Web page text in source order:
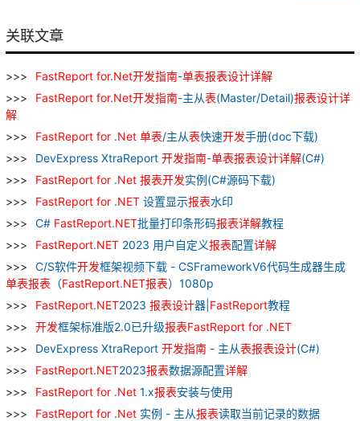
关联文章
FastReport for.Net开发指南-单表报表设计详解
FastReport for.Net开发指南-主从表(Master/Detail)报表设计详
解
FastReport for .Net 单表/主从表快速开发手册(doc下载)
DevExpress XtraReport 开发指南-单表报表设计详解(C#)
FastReport for .Net 报表开发实例(C#源码下载)
FastReport for .NET 设置显示报表水印
C# FastReport.NET批量打印条形码报表详解教程
FastReport.NET 2023 用户自定义报表配置详解
C/S软件开发框架视频下载 - CSFrameworkV6代码生成器生成
单表报表 （FastReport.NET报表）1080p
FastReport.NET2023 报表设计器| FastReport教程
开发框架标准版2.0已升级报表FastReport for .NET
DevExpress XtraReport 开发指南 - 主从表报表设计(C#)
FastReport.NET2023报表数据源配置详解
FastReport for .Net 1.x报表安装与使用
FastReport for .Net 实例 - 主从报表读取当前记录的数据